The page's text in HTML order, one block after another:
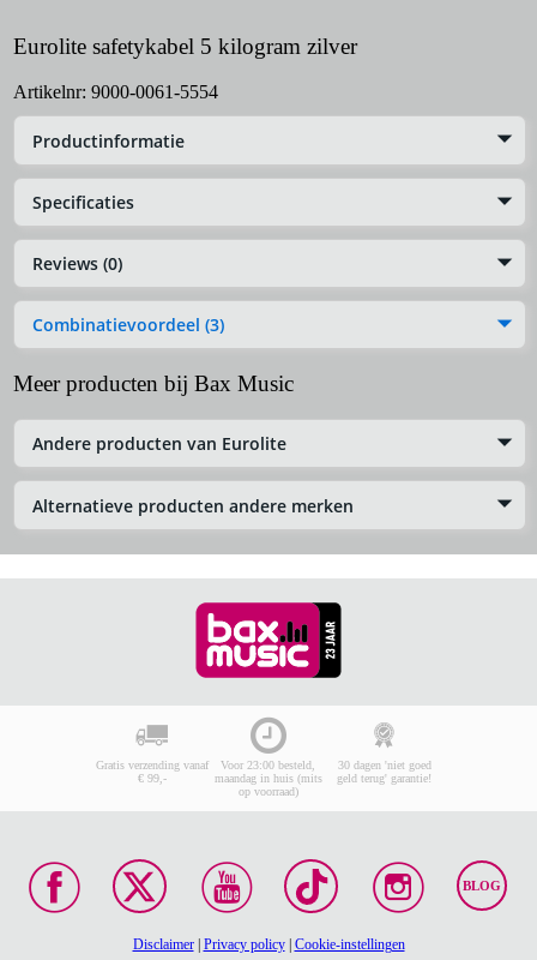
Eurolite safetykabel 5 kilogram zilver
Artikelnr: 9000-0061-5554
Productinformatie
Specificaties
Reviews (0)
Combinatievoordeel (3)
Meer producten bij Bax Music
Andere producten van Eurolite
Alternatieve producten andere merken
Gratis verzending vanaf
€ 99,-
Voor 23:00 besteld,
maandag in huis (mits
op voorraad)
30 dagen 'niet goed
geld terug' garantie!
BLOG
Disclaimer| Privacy policy| Cookie-instellingen